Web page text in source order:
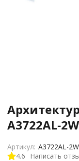
A3722AL-
4.6 Написать
Артикул: A3722AL-